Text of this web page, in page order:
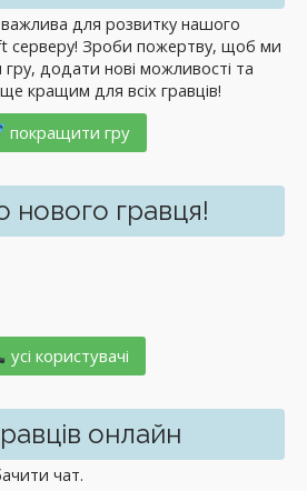
для розвитку нашого
серверу! Зроби пожертву, щоб ми
додати нові можливості та
кращим для всіх гравців!
покращити гру
нового гравця!
️ усі користувачі
онлайн
чат.